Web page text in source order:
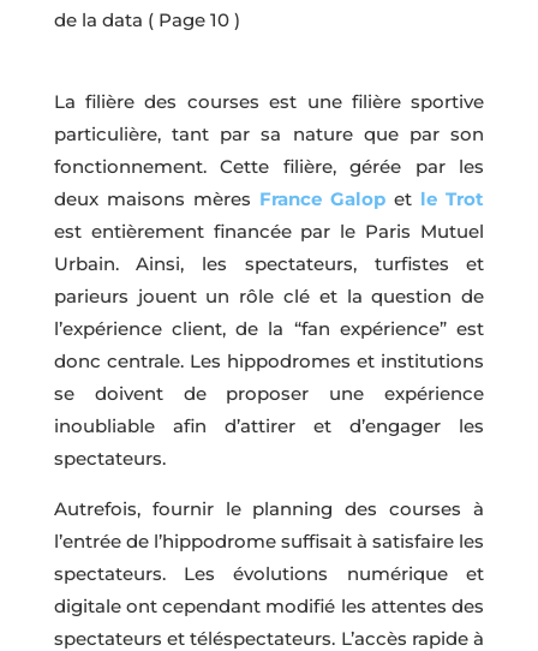
de la data ( Page 10 )
La filière des courses est une filière sportive
particulière, tant par sa nature que par son
fonctionnement. Cette filière, gérée par les
deux maisons mères France Galop et le Trot
est entièrement financée par le Paris Mutuel
Urbain. Ainsi, les spectateurs, turfistes et
parieurs jouent un rôle clé et la question de
l’expérience client, de la “fan expérience” est
donc centrale. Les hippodromes et institutions
se doivent de proposer une expérience
inoubliable afin d’attirer et d’engager les
spectateurs.
Autrefois, fournir le planning des courses à
l’entrée de l’hippodrome suffisait à satisfaire les
spectateurs. Les évolutions numérique et
digitale ont cependant modifié les attentes des
spectateurs et téléspectateurs. L’accès rapide à